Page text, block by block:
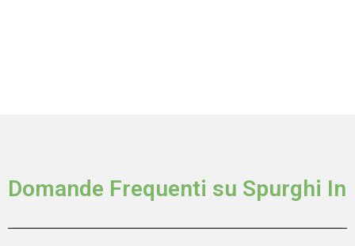
Domande Frequenti su Spurghi In